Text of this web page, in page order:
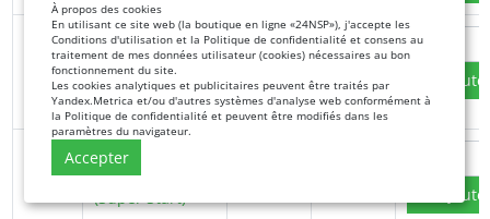
Spiruline en
gélules -
Complément
alimentaire NSP
20,14 € 23,69 €
Super Start
pour la santé
À propos des cookies
En utilisant ce site web (la boutique en ligne «24NSP»), j'accepte les
Conditions d'utilisation et la Politique de confidentialité et consens au
traitement de mes données utilisateur (cookies) nécessaires au bon
fonctionnement du site.
Les cookies analytiques et publicitaires peuvent être traités par
Yandex.Metrica et/ou d'autres systèmes d'analyse web conformément à
la Politique de confidentialité et peuvent être modifiés dans les
paramètres du navigateur.
Accepter